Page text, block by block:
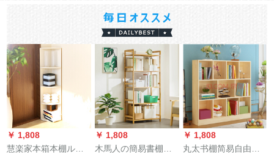
￥ 1,808
慧楽家本箱本棚ルー
￥ 1,808
木馬人の簡易書棚寝
￥ 1,808
丸太书棚简易自由组